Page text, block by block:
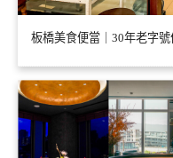
板橋美食便當｜30年老字